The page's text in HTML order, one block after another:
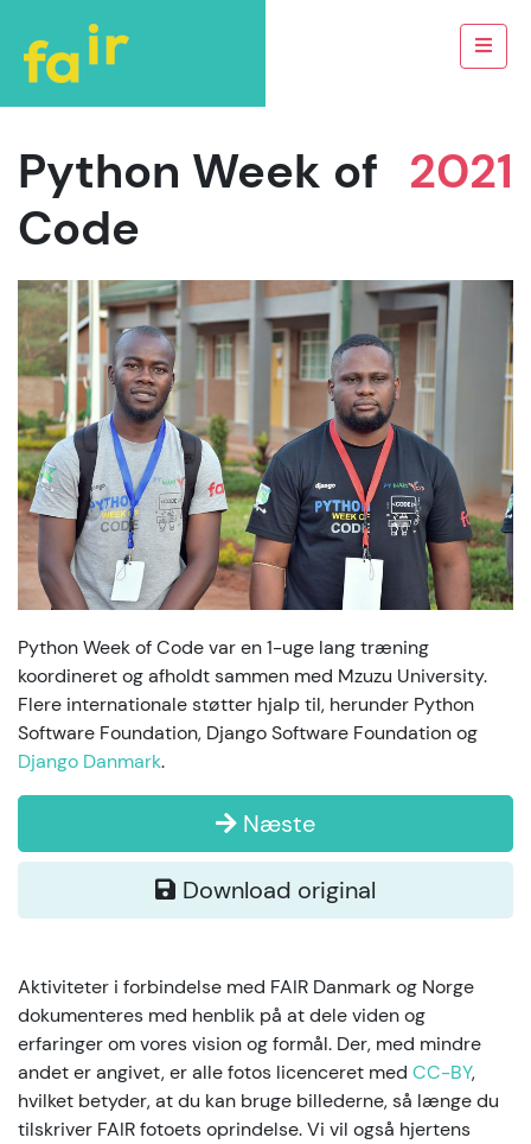
2021
Python Week of
Code
Python Week of Code var en 1-uge lang træning
koordineret og afholdt sammen med Mzuzu University.
Flere internationale støtter hjalp til, herunder Python
Software Foundation, Django Software Foundation og
Django Danmark.
Næste
Download original
Aktiviteter i forbindelse med FAIR Danmark og Norge
dokumenteres med henblik på at dele viden og
erfaringer om vores vision og formål. Der, med mindre
andet er angivet, er alle fotos licenceret med CC-BY,
hvilket betyder, at du kan bruge billederne, så længe du
tilskriver FAIR fotoets oprindelse. Vi vil også hjertens